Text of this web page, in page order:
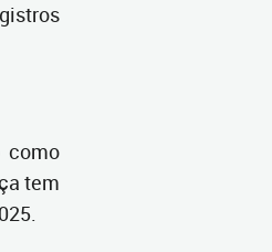
como
tem